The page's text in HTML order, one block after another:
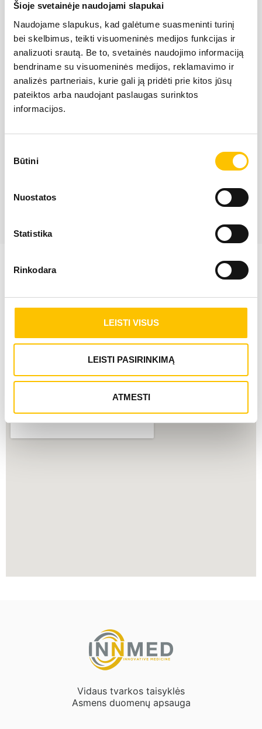
Šioje svetainėje naudojami slapukai
Naudojame slapukus, kad galėtume suasmeninti turinį
bei skelbimus, teikti visuomeninės medijos funkcijas ir
analizuoti srautą. Be to, svetainės naudojimo informaciją
bendriname su visuomeninės medijos, reklamavimo ir
analizės partneriais, kurie gali ją pridėti prie kitos jūsų
pateiktos arba naudojant paslaugas surinktos
informacijos.
pasirinkimas
Būtini
Nuostatos
Statistika
Rinkodara
LEISTI VISUS
LEISTI PASIRINKIMĄ
ATMESTI
NARYSTĖ
Lietuvos urologų
draugijos narys.
Europos urologų
asociacijos narys.
KALBOS
bendrauti lietuvių, rusų,
— užregistruosime
konsultacijai tą pačią dieną
+370 700 50050 SIŲSTI UŽKLAUSĄ
Vidaus tvarkos taisyklės
Asmens duomenų apsauga